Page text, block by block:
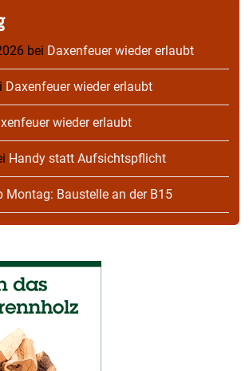
bei Daxenfeuer wieder erlaubt
Daxenfeuer wieder erlaubt
wieder erlaubt
Handy statt Aufsichtspflicht
Montag: Baustelle an der B15